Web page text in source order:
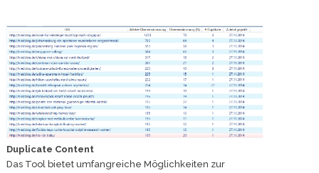
Duplicate Content
Das Tool bietet umfangreiche Möglichkeiten zur